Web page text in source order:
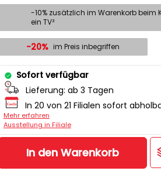
-10% zusätzlich im Warenkorb beim
ein TV³
-20% im Preis inbegriffen
Sofort verfügbar
Lieferung: ab 3 Tagen
In 20 von 21 Filialen sofort
Mehr erfahren
Ausstellung in Filiale
In den Warenkorb